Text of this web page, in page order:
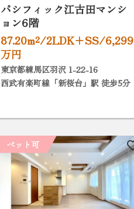
パシフィック江古田マンシ
ョン6階
87.20m²/2LDK+SS/6,299
万円
東京都練馬区羽沢 1-22-16
西武有楽町線「新桜台」駅 徒歩5分
ペット可